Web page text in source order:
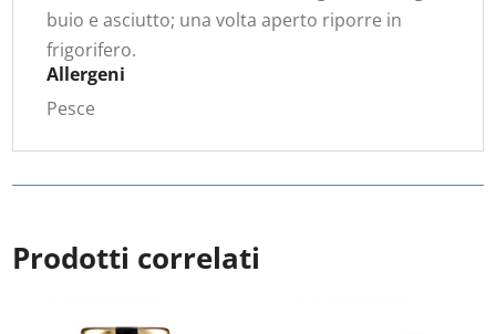
buio e asciutto; una volta aperto riporre in
frigorifero.
Allergeni
Pesce
Prodotti correlati